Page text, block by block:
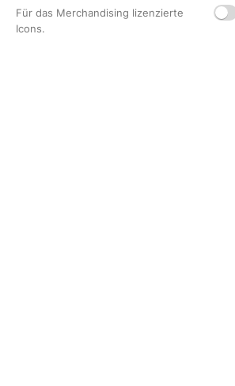
Für das Merchandising lizenzierte
Icons.